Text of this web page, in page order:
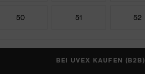
50 51 52
BEI UVEX KAUFEN (B2B)